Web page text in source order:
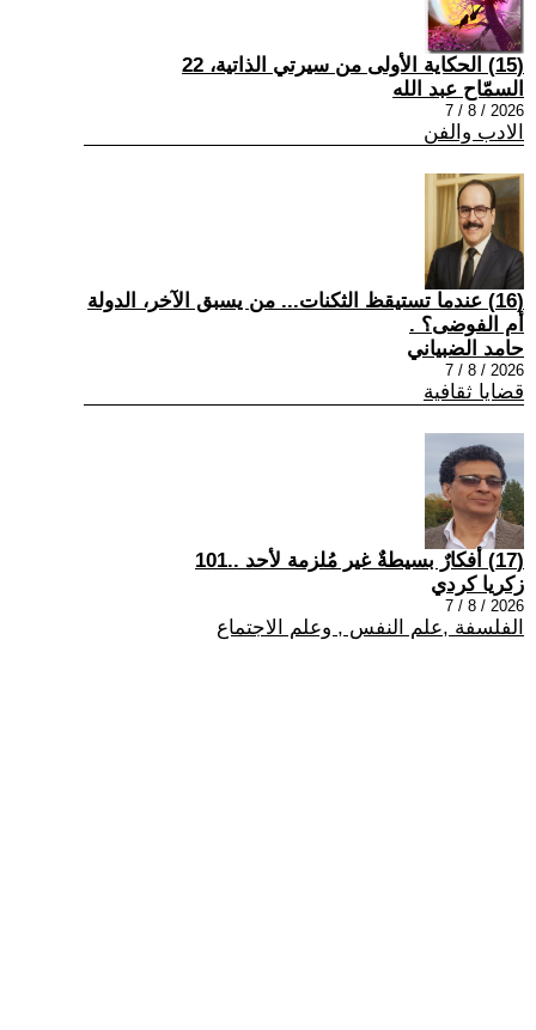
(15) الحكاية الأولى من سيرتي الذاتية، 22
السمّاح عبد الله
2026 / 8 / 7
الادب والفن
(16) عندما تستيقظ الثكنات... من يسبق الآخر، الدولة
أم الفوضى؟ .
حامد الضبياني
2026 / 8 / 7
قضايا ثقافية
(17) أفكارٌ بسيطةٌ غير مُلزمة لأحد ..101
زكريا كردي
2026 / 8 / 7
الفلسفة ,علم النفس , وعلم الاجتماع